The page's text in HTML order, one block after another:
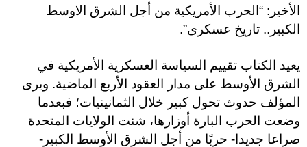
الأخير: “الحرب الأمريكية من أجل الشرق الاوسط
الكبير.. تاريخ عسكرى”.
يعيد الكتاب تقييم السياسة العسكرية الأمريكية في
الشرق الأوسط على مدار العقود الأربع الماضية. ويرى
المؤلف حدوث تحول كبير خلال الثمانينيات؛ فبعدما
وضعت الحرب البارة أوزارها، شنت الولايات المتحدة
صراعا جديدا- حربًا من أجل الشرق الأوسط الكبير-